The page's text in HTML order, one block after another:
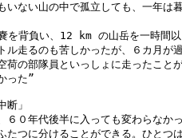
いない山の中で孤立しても、一年は
背負い、12 km の山岳を一時間以
ル走るのも苦しかったが、６カ月が
荷の部隊員といっしょに走ったこと
った”
断」
０年代後半に入っても変わらなか
たつに分けることができる。ひとつ